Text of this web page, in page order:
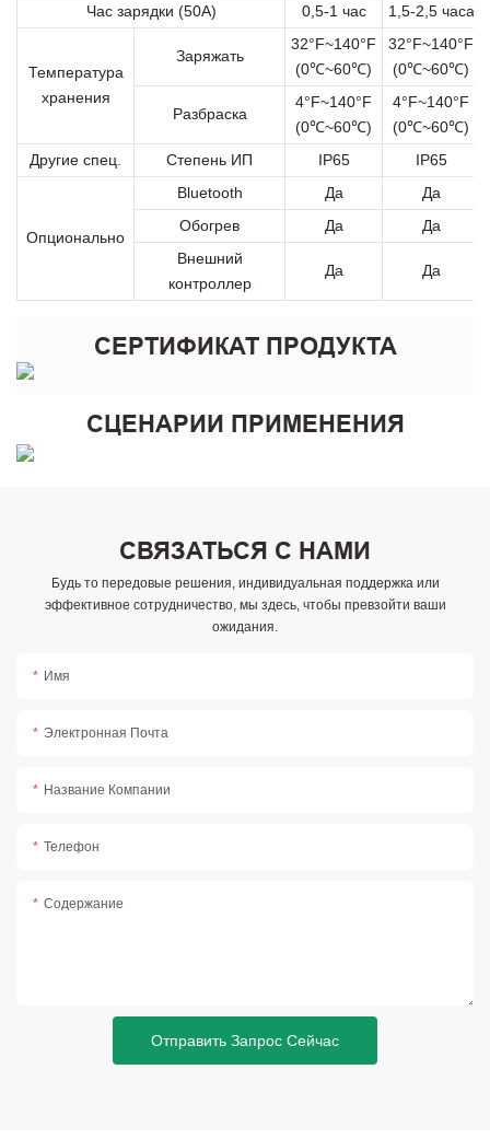
Час зарядки (50А)
0,5-1 час 1,5-2,5 часа
Температура
хранения
Заряжать
32°F~140°F
(0℃~60℃)
32°F~140°F
(0℃~60℃)
Разбраска
4°F~140°F
(0℃~60℃)
4°F~140°F
(0℃~60℃)
Другие спец.
Степень ИП IP65 IP65
Опционально
Bluetooth Да
Да
Обогрев
Да
Да
Внешний
контроллер
Да Да
СЕРТИФИКАТ ПРОДУКТА
СЦЕНАРИИ ПРИМЕНЕНИЯ
СВЯЗАТЬСЯ С НАМИ
Будь то передовые решения, индивидуальная поддержка или
эффективное сотрудничество, мы здесь, чтобы превзойти ваши
ожидания.
Имя
Электронная Почта
Название Компании
Телефон
Содержание
Отправить Запрос Сейчас